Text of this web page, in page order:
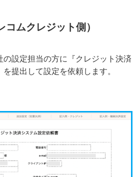
ムクレジット側）
の設定担当の方に『クレジット決済
提出して設定を依頼します。